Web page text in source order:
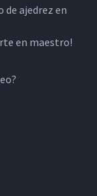
de ajedrez en
en maestro!